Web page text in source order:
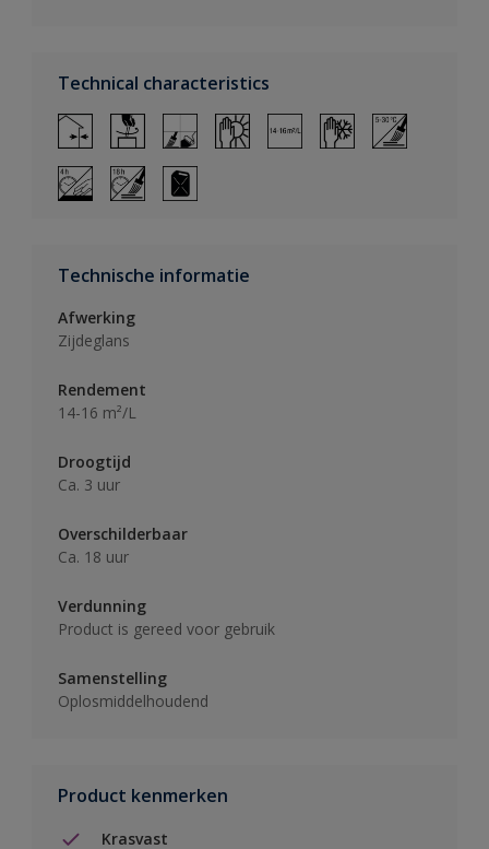
Technical characteristics
Technische informatie
Afwerking
Zijdeglans
Rendement
14-16 m²/L
Droogtijd
Ca. 3 uur
Overschilderbaar
Ca. 18 uur
Verdunning
Product is gereed voor gebruik
Samenstelling
Oplosmiddelhoudend
Product kenmerken
Krasvast